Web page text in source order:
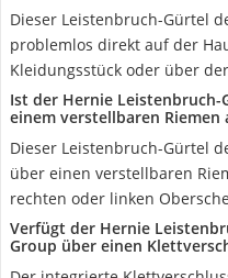
Dieser Leistenbruch-Gürtel
problemlos direkt auf der
Kleidungsstück oder über
Ist der Hernie
einem verstellbaren Riemen
Dieser Leistenbruch-Gürtel
über einen verstellbaren
rechten oder linken
Verfügt der Hernie
Group über einen